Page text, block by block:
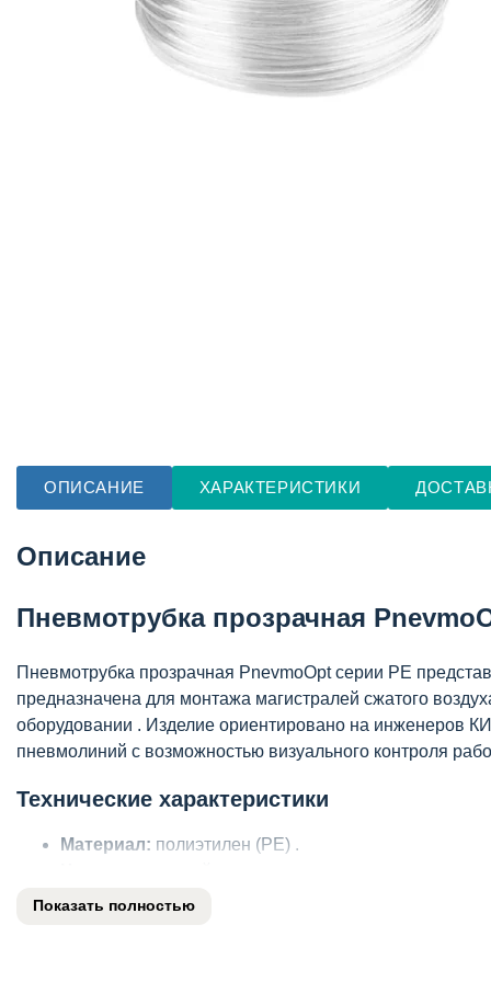
ОПИСАНИЕ ХАРАКТЕРИСТИКИ
Описание
Пневмотрубка прозрачная
Пневмотрубка прозрачная PnevmoOpt серии PE
предназначена для монтажа магистралей сжатого
оборудовании . Изделие ориентировано на инженеров
пневмолиний с возможностью визуального контроля
Технические характеристики
Материал: полиэтилен (PE) .
Показать полностью